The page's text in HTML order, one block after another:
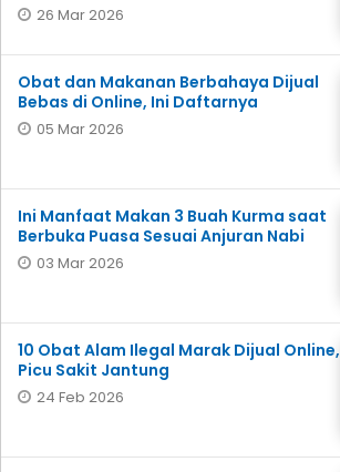
26 Mar 2026
Obat dan Makanan Berbahaya Dijual
Bebas di Online, Ini Daftarnya
05 Mar 2026
Ini Manfaat Makan 3 Buah Kurma saat
Berbuka Puasa Sesuai Anjuran Nabi
03 Mar 2026
10 Obat Alam Ilegal Marak Dijual Online,
Picu Sakit Jantung
24 Feb 2026